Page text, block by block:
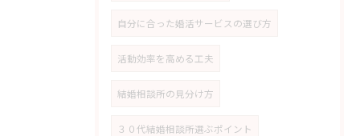
自分に合った婚活サービスの選び方
活動効率を高める工夫
結婚相談所の見分け方
３０代結婚相談所選ぶポイント